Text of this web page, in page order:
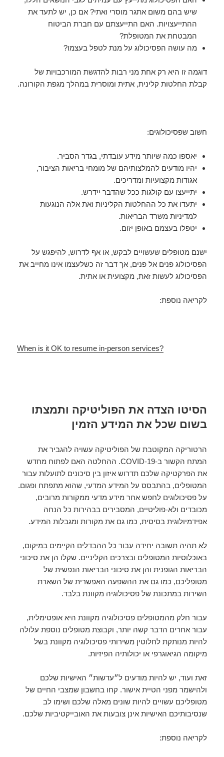
שיש בהם משום אתגר מוסרי ואתי? אם כן, יש לתעד את
ההתייעצויות. האם התייעצתם עם חברת הביטוח
המבטחת את המטופלת?
מה עושה הפסיכולוג על מנת לטפל בעצמו?
דוגמה זו היא רק אחת מני רבות להדגשת המורכבויות של
קבלת החלטות קלינית, אתית ומוסרית במהלך מגפת הקורונה.
חשוב שפסיכולוגים:
יאספו כמה שיותר מידע עובדתי, בגדר הסביר.
יהיו מודעים להמלצותיהם של מומחי בריאות הציבור,
אגודות מקצועיות ומדריכים.
יתייעצו עם קולגות ככל שהדבר יידרש.
יתעדו את כל ההחלטות הקליניות ואת אלה הנוגעות
למדיניות משרד הבריאות.
יטפלו בעצמם באופן יזום.
ישנם מטופלים שעשויים לבקש, או אף לדרוש, להיפגש על
הפסיכולוג פנים אל פנים, אך דבר זה כשלעצמו אינו מחייב את
הפסיכולוג לעשות זאת, מקצועית או אתית.
לקריאה נוספת:
When is it OK to resume in-person services?
הסיטו הצדה את הפוליטיקה ותמצתו
בשום שכל את המידע הזמין
הרטוריקה המקוטבת של הפוליטיקה עשויה להגביר את
המתח הקשור ב-COVID-19. ההחלטה האם לפתוח מחדש
את הפרקטיקה שלכם תדרוש איזון בין סיכונים לתועלות עבור
המטופלים, בהתבסס על המידע המדעי, שהוא מתפתח ופגום.
על פסיכולוגים לחפש אחר מידע מדעי ממקורות מרובים,
מכובדים ולא-פוליטיים, המסבירים בבהירות כל הנחה
אפידמיולוגית בסיסית, כמו גם את מקורות ומגבלות המידע.
לא תהיה תשובה יחידה עבור כל ההבדלים הקיימים במיקום,
באוכלוסיות המטופלים ובצרכים הקליניים. שקלו הן את סיכוני
הבריאות הגופנית והן את סיכוני הבריאות הנפשית של
מטופליכם, כמו גם את ההשפעה האפשרית של השארת
השירות במתכונת של פסיכולוגיה מקוונת בלבד.
עבור חלק מהמטופלים פסיכולוגיה מקוונת היא אופטימלית,
עבור אחרים הדבר קשה יותר, וקבוצת מטופלים נוספת עלולה
להיות מנותקת לחלוטין משירותי פסיכולוגיה מקוונת בשל
מיקומה הגיאוגרפי או יכולותיה הפיזיות.
זאת ועוד, יש להיות מודעים ל״עדשות״ האישיות שלכם
ולהישמר מפני הטיית אישור. קחו בחשבון שמצבי החיים של
מטופליכם עשויים להיות שונים מאלה שלכם ושימו לב
שנסיבותיכם האישיות אינן צובעות את האובייקטיביות שלכם.
לקריאה נוספת: